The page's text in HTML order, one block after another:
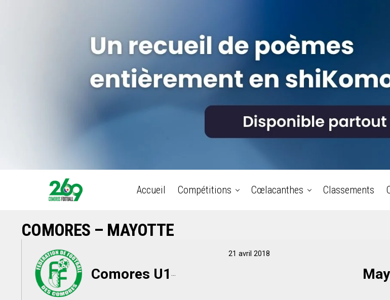
Accueil Compétitions Cœlacanthes Classements
COMORES – MAYOTTE
Comores U17
21 avril 2018